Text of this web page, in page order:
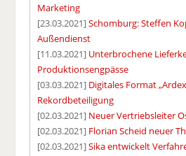
Marketing
[23.03.2021]Schomburg: Steffen
Außendienst
[11.03.2021] Unterbrochene
Produktionsengpässe
[03.03.2021] Digitales Format
Rekordbeteiligung
[02.03.2021] Neuer Vertriebsleiter
[02.03.2021] Florian Scheid neuer
[02.03.2021]Sika entwickelt